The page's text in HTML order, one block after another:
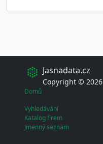
Jasnadata.cz
Copyright © 2026
Domů
Vyhledávání
Katalog firem
Jmenný seznam